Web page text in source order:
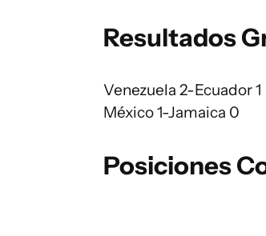
Resultados
Venezuela 2-Ecuador 1
México 1-Jamaica 0
Posiciones